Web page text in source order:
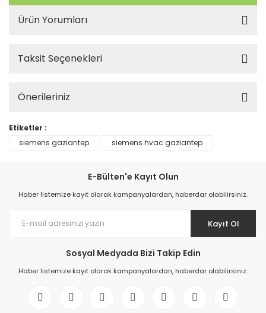
Ürün Yorumları
Taksit Seçenekleri
Önerileriniz
Etiketler :
siemens gaziantep
siemens hvac gaziantep
E-Bülten'e Kayıt Olun
Haber listemize kayıt olarak kampanyalardan, haberdar olabilirsiniz.
Kayıt Ol
Sosyal Medyada Bizi Takip Edin
Haber listemize kayıt olarak kampanyalardan, haberdar olabilirsiniz.